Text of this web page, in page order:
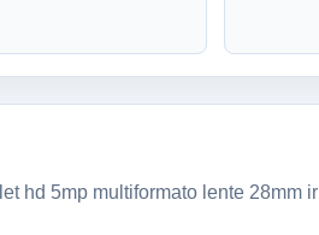
hd 5mp multiformato lente 28mm ir